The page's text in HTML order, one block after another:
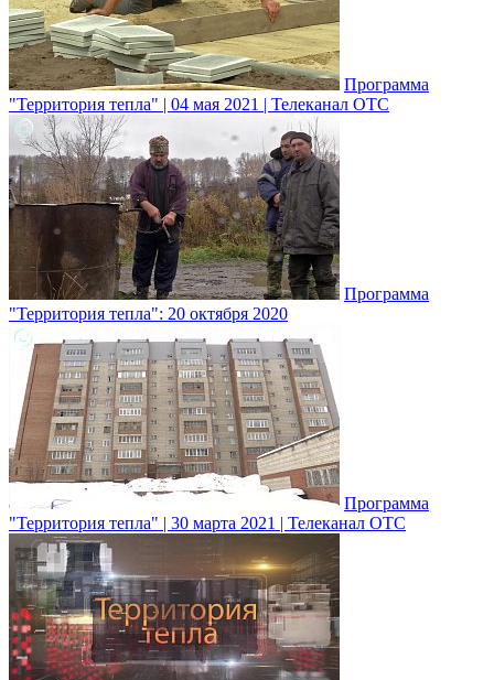
Программа
"Территория тепла" | 04 мая 2021 | Телеканал ОТС
Программа
"Территория тепла": 20 октября 2020
Программа
"Территория тепла" | 30 марта 2021 | Телеканал ОТС